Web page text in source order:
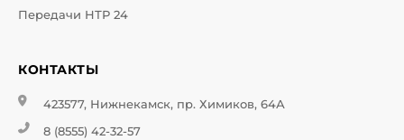
Передачи НТР 24
КОНТАКТЫ
423577, Нижнекамск, пр. Химиков, 64А
8 (8555) 42-32-57